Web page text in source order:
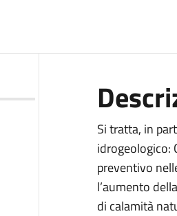
Si tratta, in
idrogeologico:
preventivo
l’aumento
di calamità